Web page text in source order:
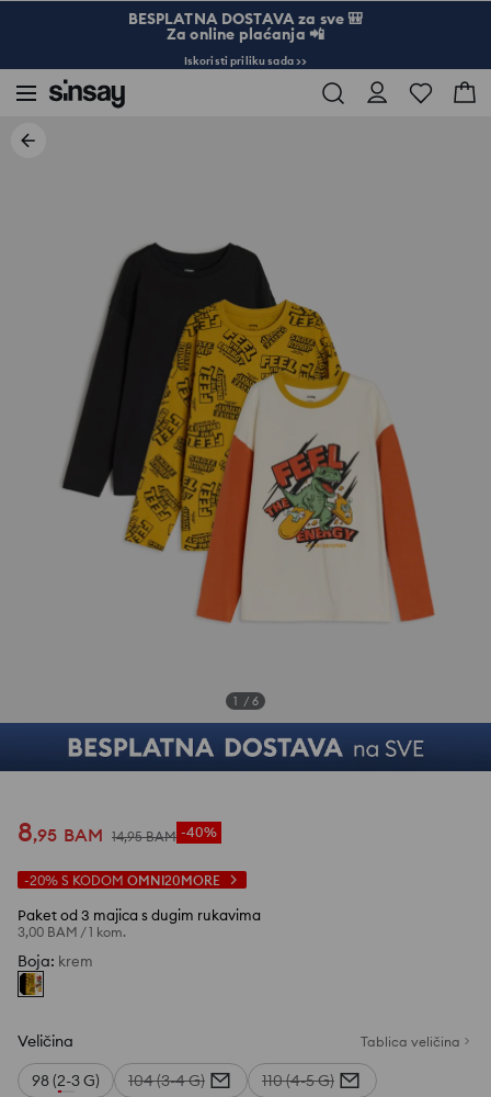
BESPLATNA DOSTAVA za sve 🎒
Za online plaćanja 📲
Iskoristi priliku sada >>
1 / 6
8,95 BAM 14,95 BAM -40%
-20% S KODOM OMNI20MORE
Paket od 3 majica s dugim rukavima
3,00 BAM /1 kom.
Boja: krem
Veličina Tablica veličina
98 (2-3 G) 104 (3-4 G)
110 (4-5 G)